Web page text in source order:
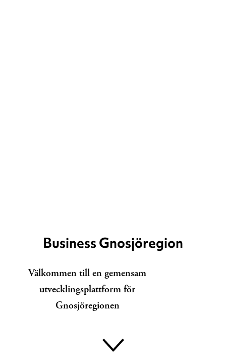
Business Gnosjöregion
Välkommen till en gemensam
utvecklingsplattform för
Gnosjöregionen